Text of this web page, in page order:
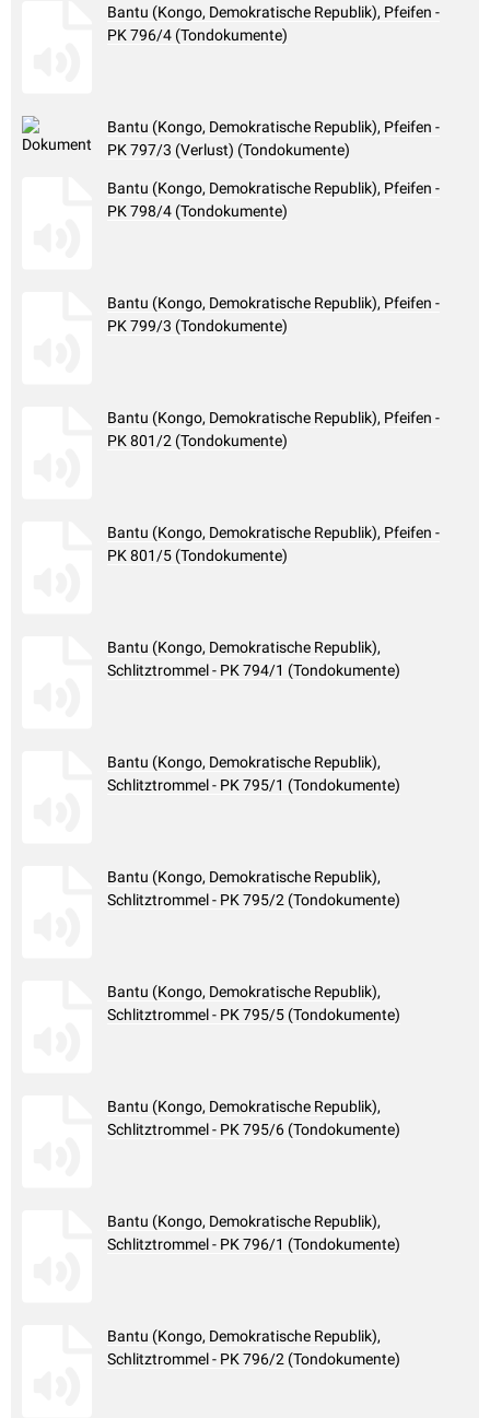
Bantu (Kongo, Demokratische Republik), Pfeifen -
PK 796/4 (Tondokumente)
Bantu (Kongo, Demokratische Republik), Pfeifen -
PK 797/3 (Verlust) (Tondokumente)
Bantu (Kongo, Demokratische Republik), Pfeifen -
PK 798/4 (Tondokumente)
Bantu (Kongo, Demokratische Republik), Pfeifen -
PK 799/3 (Tondokumente)
Bantu (Kongo, Demokratische Republik), Pfeifen -
PK 801/2 (Tondokumente)
Bantu (Kongo, Demokratische Republik), Pfeifen -
PK 801/5 (Tondokumente)
Bantu (Kongo, Demokratische Republik),
Schlitztrommel - PK 794/1 (Tondokumente)
Bantu (Kongo, Demokratische Republik),
Schlitztrommel - PK 795/1 (Tondokumente)
Bantu (Kongo, Demokratische Republik),
Schlitztrommel - PK 795/2 (Tondokumente)
Bantu (Kongo, Demokratische Republik),
Schlitztrommel - PK 795/5 (Tondokumente)
Bantu (Kongo, Demokratische Republik),
Schlitztrommel - PK 795/6 (Tondokumente)
Bantu (Kongo, Demokratische Republik),
Schlitztrommel - PK 796/1 (Tondokumente)
Bantu (Kongo, Demokratische Republik),
Schlitztrommel - PK 796/2 (Tondokumente)